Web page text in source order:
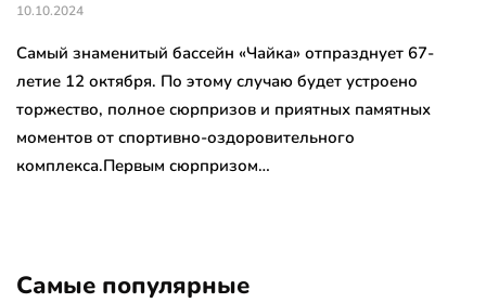
10.10.2024
Самый знаменитый бассейн «Чайка» отпразднует 67-
летие 12 октября. По этому случаю будет устроено
торжество, полное сюрпризов и приятных памятных
моментов от спортивно-оздоровительного
комплекса.Первым сюрпризом…
Самые популярные